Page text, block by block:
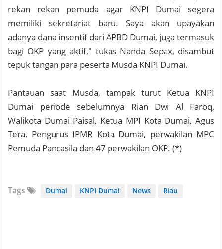
rekan rekan pemuda agar KNPI Dumai segera
memiliki sekretariat baru. Saya akan upayakan
adanya dana insentif dari APBD Dumai, juga termasuk
bagi OKP yang aktif," tukas Nanda Sepax, disambut
tepuk tangan para peserta Musda KNPI Dumai.
Pantauan saat Musda, tampak turut Ketua KNPI
Dumai periode sebelumnya Rian Dwi Al Faroq,
Walikota Dumai Paisal, Ketua MPI Kota Dumai, Agus
Tera, Pengurus IPMR Kota Dumai, perwakilan MPC
Pemuda Pancasila dan 47 perwakilan OKP. (*)
Tags Dumai KNPI Dumai News Riau